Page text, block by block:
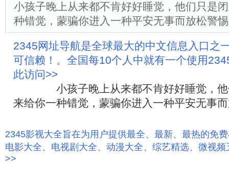
小孩子晚上从来都不肯好好睡觉，他们只是
种错觉，蒙骗你进入一种平安无事而放松警
2345网址导航是全球最大的中文信息入口之
可信赖！。全国每10个人中就有一个使用
此访问>>
小孩子晚上从来都不肯好好睡觉，他
来给你一种错觉，蒙骗你进入一种平安无事
2345影视大全旨在为用户提供最全、最新、最热的免
电影大全、电视剧大全、动漫大全、综艺精选、微视
>>